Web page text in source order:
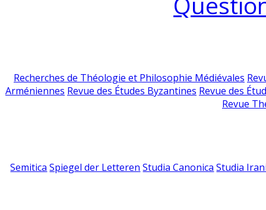
Recherches de Théologie et Philosophie Médiévales
Arméniennes Revue des Études Byzantines Revue des
Revue
Semitica Spiegel der Letteren Studia Canonica Studia